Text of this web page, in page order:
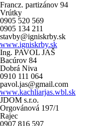
Francz. partizánov 94
Vrútky
0905 520 569
0905 134 211
stavby@igniskrby.sk
www.igniskrby.sk
Ing. PAVOL JAŠ
Bacúrov 84
Dobrá Niva
0910 111 064
pavol.jas@gmail.com
www.kachliarjas.wbl.sk
JDOM s.r.o.
Orgovánová 197/1
Rajec
0907 816 597